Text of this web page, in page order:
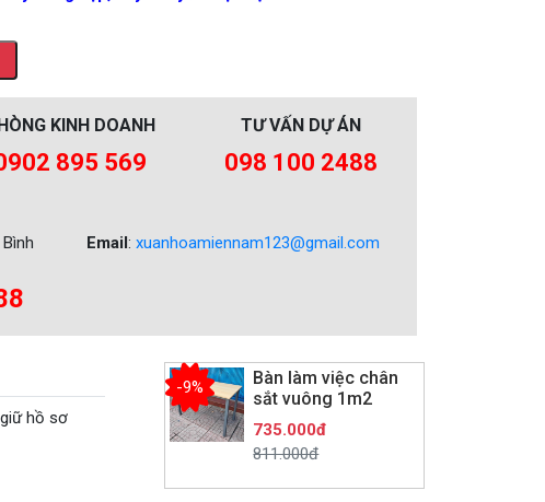
KINH DOANH
895 569
TƯ VẤN DỰ ÁN
098 100 2488
Email: xuanhoamiennam123@gmail.com
hồ sơ
Bàn làm việc chân
sắt vuông 1m2
-9%
735.000đ
811.000đ